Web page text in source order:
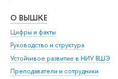
О ВЫШКЕ
Цифры и факты
Руководство и структура
Устойчивое развитие в НИУ ВШЭ
Преподаватели и сотрудники